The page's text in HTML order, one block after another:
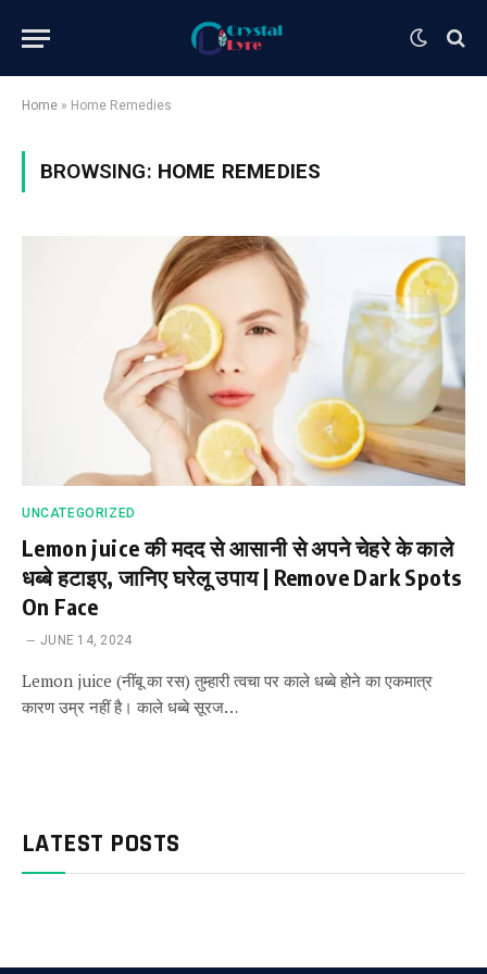
Home » Home Remedies
BROWSING: HOME REMEDIES
UNCATEGORIZED
Lemon juice की मदद से आसानी से अपने चेहरे के काले
धब्बे हटाइए, जानिए घरेलू उपाय | Remove Dark Spots
On Face
JUNE 14, 2024
Lemon juice (नींबू का रस) तुम्हारी त्वचा पर काले धब्बे होने का एकमात्र
कारण उम्र नहीं है। काले धब्बे सूरज…
LATEST POSTS